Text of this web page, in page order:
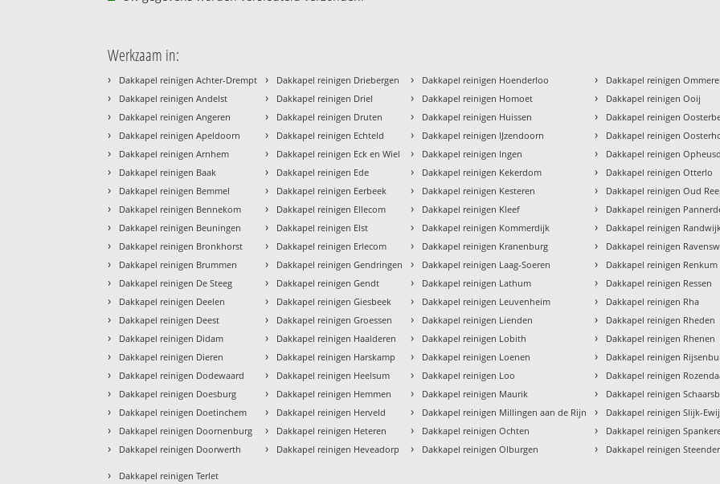
Werkzaam in:
› Dakkapel reinigen Achter-Drempt
› Dakkapel reinigen Andelst
› Dakkapel reinigen Angeren
› Dakkapel reinigen Apeldoorn
› Dakkapel reinigen Arnhem
› Dakkapel reinigen Baak
› Dakkapel reinigen Bemmel
› Dakkapel reinigen Bennekom
› Dakkapel reinigen Beuningen
› Dakkapel reinigen Bronkhorst
› Dakkapel reinigen Brummen
› Dakkapel reinigen De Steeg
› Dakkapel reinigen Deelen
› Dakkapel reinigen Deest
› Dakkapel reinigen Didam
› Dakkapel reinigen Dieren
› Dakkapel reinigen Dodewaard
› Dakkapel reinigen Doesburg
› Dakkapel reinigen Doetinchem
› Dakkapel reinigen Doornenburg
› Dakkapel reinigen Doorwerth
› Dakkapel reinigen Driebergen
› Dakkapel reinigen Driel
› Dakkapel reinigen Druten
› Dakkapel reinigen Echteld
› Dakkapel reinigen Eck en Wiel
› Dakkapel reinigen Ede
› Dakkapel reinigen Eerbeek
› Dakkapel reinigen Ellecom
› Dakkapel reinigen Elst
› Dakkapel reinigen Erlecom
› Dakkapel reinigen Gendringen
› Dakkapel reinigen Gendt
› Dakkapel reinigen Giesbeek
› Dakkapel reinigen Groessen
› Dakkapel reinigen Haalderen
› Dakkapel reinigen Harskamp
› Dakkapel reinigen Heelsum
› Dakkapel reinigen Hemmen
› Dakkapel reinigen Herveld
› Dakkapel reinigen Heteren
› Dakkapel reinigen Heveadorp
› Dakkapel reinigen Hoenderloo
› Dakkapel reinigen Homoet
› Dakkapel reinigen Huissen
› Dakkapel reinigen IJzendoorn
› Dakkapel reinigen Ingen
› Dakkapel reinigen Kekerdom
› Dakkapel reinigen Kesteren
› Dakkapel reinigen Kleef
› Dakkapel reinigen Kommerdijk
› Dakkapel reinigen Kranenburg
› Dakkapel reinigen Laag-Soeren
› Dakkapel reinigen Lathum
› Dakkapel reinigen Leuvenheim
› Dakkapel reinigen Lienden
› Dakkapel reinigen Lobith
› Dakkapel reinigen Loenen
› Dakkapel reinigen Loo
› Dakkapel reinigen Maurik
› Dakkapel reinigen Millingen aan de Rijn
› Dakkapel reinigen Ochten
› Dakkapel reinigen Olburgen
› Dakkapel reinigen
› Dakkapel reinigen Ooij
› Dakkapel reinigen
› Dakkapel reinigen
› Dakkapel reinigen
› Dakkapel reinigen Otterlo
› Dakkapel reinigen Oud
› Dakkapel reinigen
› Dakkapel reinigen
› Dakkapel reinigen
› Dakkapel reinigen Renkum
› Dakkapel reinigen Ressen
› Dakkapel reinigen Rha
› Dakkapel reinigen Rheden
› Dakkapel reinigen Rhenen
› Dakkapel reinigen
› Dakkapel reinigen
› Dakkapel reinigen
› Dakkapel reinigen Slijk-
› Dakkapel reinigen
› Dakkapel reinigen
› Dakkapel reinigen Terlet